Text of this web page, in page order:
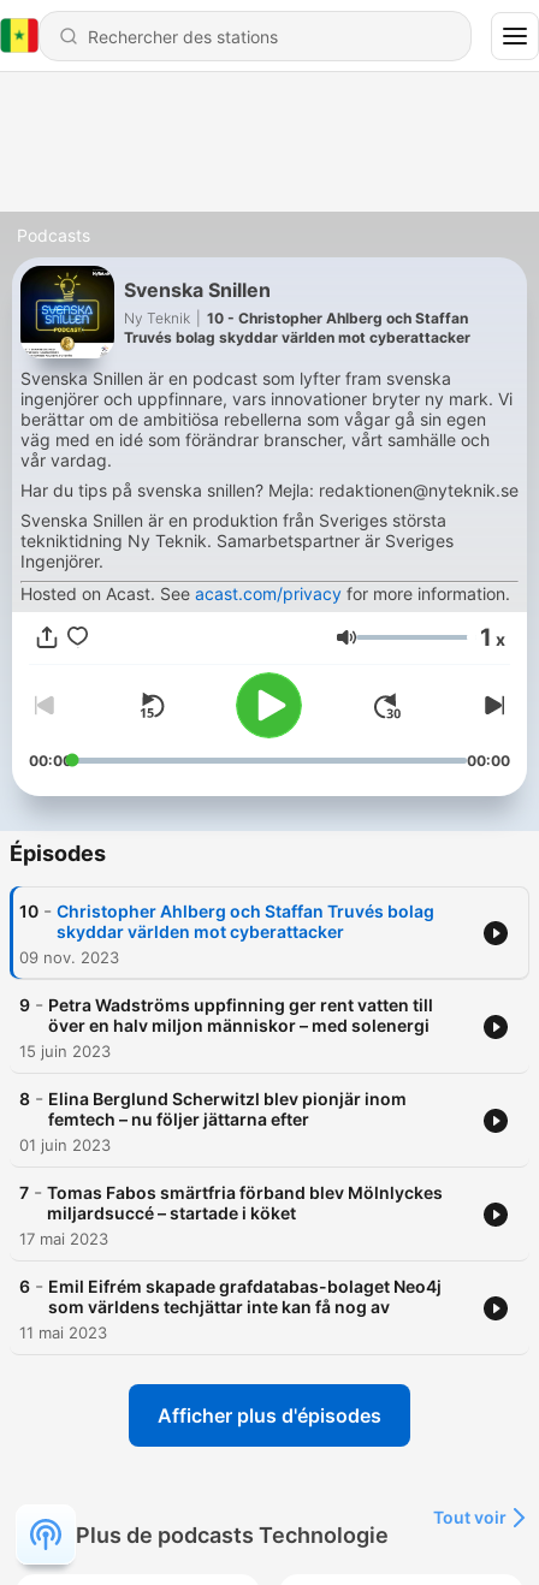
Podcasts
Svenska Snillen
Ny Teknik
10 - Christopher Ahlberg och Staffan
Truvés bolag skyddar världen mot cyberattacker
Svenska Snillen är en podcast som lyfter fram svenska
ingenjörer och uppfinnare, vars innovationer bryter ny mark. Vi
berättar om de ambitiösa rebellerna som vågar gå sin egen
väg med en idé som förändrar branscher, vårt samhälle och
vår vardag.
Har du tips på svenska snillen? Mejla: redaktionen@nyteknik.se
Svenska Snillen är en produktion från Sveriges största
tekniktidning Ny Teknik. Samarbetspartner är Sveriges
Ingenjörer.
Hosted on Acast. See acast.com/privacy for more information.
Volume 1 x
00:00 00:00
Épisodes
10 - Christopher Ahlberg och Staffan Truvés bolag
skyddar världen mot cyberattacker
09 nov. 2023
9 - Petra Wadströms uppfinning ger rent vatten till
över en halv miljon människor – med solenergi
15 juin 2023
8 - Elina Berglund Scherwitzl blev pionjär inom
femtech – nu följer jättarna efter
01 juin 2023
7 - Tomas Fabos smärtfria förband blev Mölnlyckes
miljardsuccé – startade i köket
17 mai 2023
6 - Emil Eifrém skapade grafdatabas-bolaget Neo4j
som världens techjättar inte kan få nog av
11 mai 2023
Afficher plus d'épisodes
Plus de podcasts Technologie
Tout voir